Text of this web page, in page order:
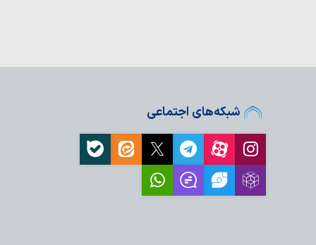
ایران است
دستاورد مقاومت وشبکه‌های اجتماعی